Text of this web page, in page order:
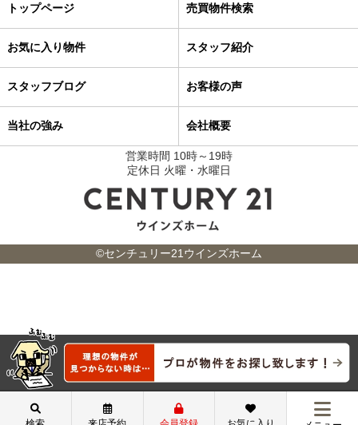
トップページ 売買物件検索
お気に入り物件 スタッフ紹介
スタッフブログ お客様の声
当社の強み 会社概要
営業時間 10時～19時
定休日 火曜・水曜日
©センチュリー21ウインズホーム